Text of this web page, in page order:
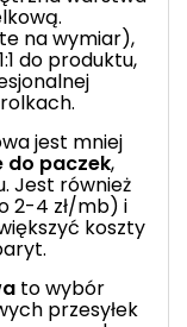
na wymiar),
do produktu,
jest mniej
do paczek,
Jest również
2-4 zł/mb) i
koszty
to wybór
przesyłek